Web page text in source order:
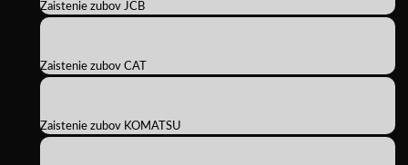
Zaistenie zubov JCB
Zaistenie zubov CAT
Zaistenie zubov KOMATSU